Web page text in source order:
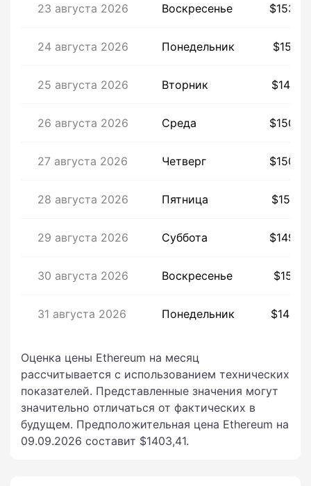
23 августа 2026 Воскресенье
24 августа 2026 Понедельник
25 августа 2026 Вторник
26 августа 2026 Среда
27 августа 2026 Четверг
28 августа 2026 Пятница
29 августа 2026 Суббота
30 августа 2026 Воскресенье
31 августа 2026 Понедельник
Оценка цены Ethereum на месяц
рассчитывается с использованием технических
показателей. Представленные значения могут
значительно отличаться от фактических в
будущем. Предположительная цена Ethereum на
09.09.2026 составит $1403,41.